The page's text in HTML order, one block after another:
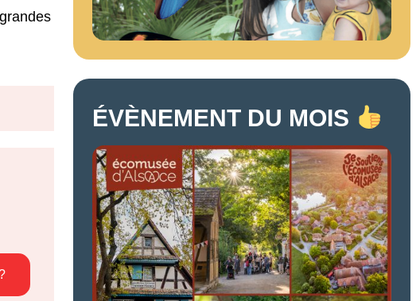
ÉVÈNEMENT DU MOIS